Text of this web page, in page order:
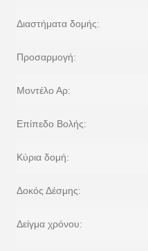
Διαστήματα δομής:
Προσαρμογή:
Μοντέλο Αρ:
Επίπεδο Βολής:
Κύρια δομή:
Δοκός Δέσμης:
Δείγμα χρόνου: